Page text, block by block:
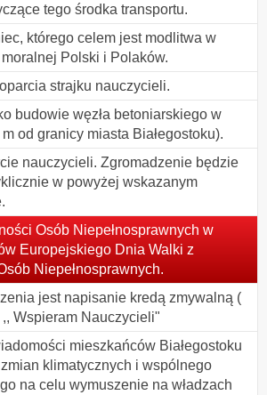
tego środka transportu.
którego celem jest modlitwa w
Polski i Polaków.
strajku nauczycieli.
budowie węzła betoniarskiego w
m od granicy miasta Białegostoku).
nauczycieli. Zgromadzenie będzie
w powyżej wskazanym
Osób Niepełnosprawnych w
Europejskiego Dnia Walki z
Niepełnosprawnych.
jest napisanie kredą zmywalną (
Wspieram Nauczycieli"
mieszkańców Białegostoku
klimatycznych i wspólnego
na celu wymuszenie na władzach